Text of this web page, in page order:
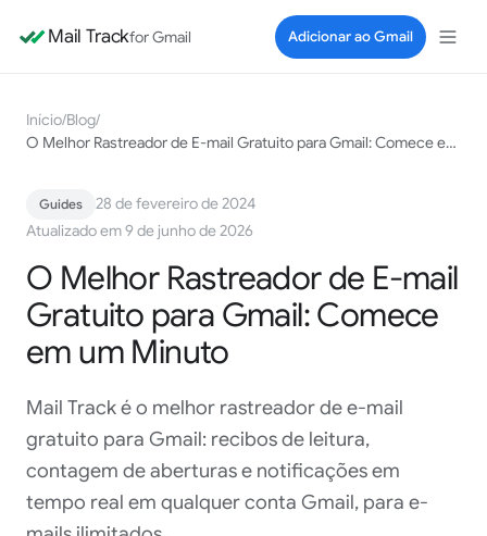
Mail Trackfor Gmail Adicionar ao Gmail
Início/Blog/
O Melhor Rastreador de E-mail Gratuito para Gmail: Comece em um Minuto
Guides
28 de fevereiro de 2024
Atualizado em 9 de junho de 2026
O Melhor Rastreador de E-mail
Gratuito para Gmail: Comece
em um Minuto
Mail Track é o melhor rastreador de e-mail
gratuito para Gmail: recibos de leitura,
contagem de aberturas e notificações em
tempo real em qualquer conta Gmail, para e-